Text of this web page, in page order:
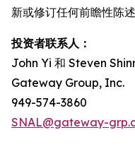
新或修订任何前瞻性陈述
投资者联系人：
John Yi 和 Steven
Gateway Group, Inc.
949-574-3860
SNAL@gateway-